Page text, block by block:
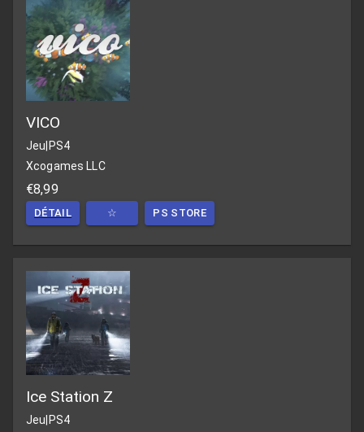
VICO
Jeu PS4
Xcogames LLC
€8,99
DÉTAIL ☆ PS STORE
Ice Station Z
Jeu|PS4